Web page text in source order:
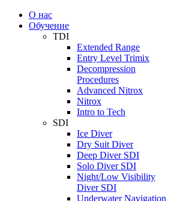
О нас
Обучение
TDI
Extended Range
Entry Level Trimix
Decompression
Procedures
Advanced Nitrox
Nitrox
Intro to Tech
SDI
Ice Diver
Dry Suit Diver
Deep Diver SDI
Solo Diver SDI
Night/Low Visibility
Diver SDI
Underwater Navigation